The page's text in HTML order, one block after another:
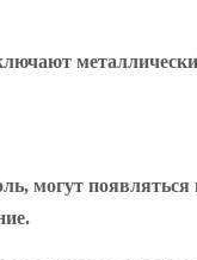
могут появляться